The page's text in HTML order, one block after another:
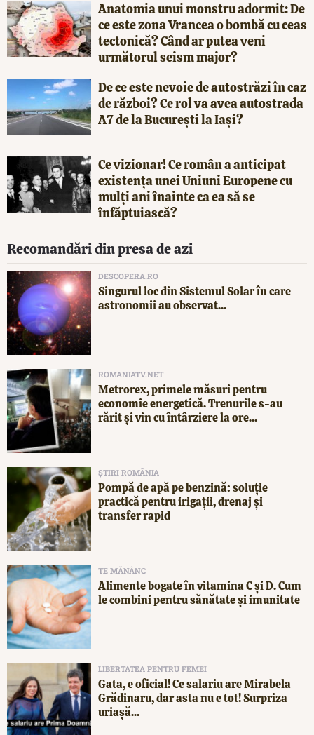
Anatomia unui monstru adormit: De
ce este zona Vrancea o bombă cu ceas
tectonică? Când ar putea veni
următorul seism major?
De ce este nevoie de autostrăzi în caz
de război? Ce rol va avea autostrada
A7 de la București la Iași?
Ce vizionar! Ce român a anticipat
existența unei Uniuni Europene cu
mulți ani înainte ca ea să se
înfăptuiască?
Recomandări din presa de azi
DESCOPERA.RO
Singurul loc din Sistemul Solar în care
astronomii au observat...
ROMANIATV.NET
Metrorex, primele măsuri pentru
economie energetică. Trenurile s-au
rărit și vin cu întârziere la ore...
ȘTIRI ROMÂNIA
Pompă de apă pe benzină: soluție
practică pentru irigații, drenaj și
transfer rapid
TE MĂNÂNC
Alimente bogate în vitamina C și D. Cum
le combini pentru sănătate și imunitate
LIBERTATEA PENTRU FEMEI
Gata, e oficial! Ce salariu are Mirabela
Grădinaru, dar asta nu e tot! Surpriza
uriașă...